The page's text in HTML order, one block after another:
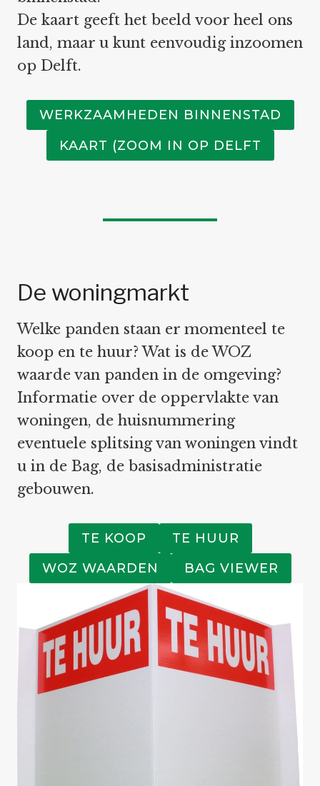
De kaart geeft het beeld voor heel ons
land, maar u kunt eenvoudig inzoomen
op Delft.
WERKZAAMHEDEN BINNENSTAD
KAART (ZOOM IN OP DELFT
De woningmarkt
Welke panden staan er momenteel te
koop en te huur? Wat is de WOZ
waarde van panden in de omgeving?
Informatie over de oppervlakte van
woningen, de huisnummering
eventuele splitsing van woningen vindt
u in de Bag, de basisadministratie
gebouwen.
TE KOOP
TE HUUR
WOZ WAARDEN
BAG VIEWER